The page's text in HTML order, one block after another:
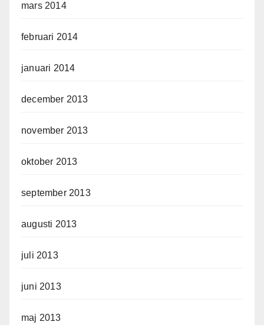
mars 2014
februari 2014
januari 2014
december 2013
november 2013
oktober 2013
september 2013
augusti 2013
juli 2013
juni 2013
maj 2013